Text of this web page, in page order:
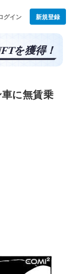
グイン 新規登録
に無賃乗